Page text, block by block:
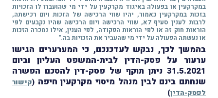
במקרקעין או בפעולה באיגוד מקרקעין על ידי מי שהועברו לו הזכויות
בזכות במקרקעין כאמור, יהיו שווי הרכישה של הזכות ויום רכישתה,
לרבות לענין סעיף 7א, שווי הרכישה ויום הרכישה שהיו נקבעים לפי
הוראות חוק זה או לפי הוראות הפקודה, לפי הענין, אילו נמכרה הזכות
או נעשתה הפעולה על ידי מי שהעביר את הזכויות בה."
בהמשך לכך, נבקש לעדכנכם, כי המערערים הגישו
ערעור על פסק-הדין לבית-המשפט העליון וביום
31.5.2021 ניתן תוקף של פסק-דין להסכם הפשרה
שנחתם בינם לבין מנהל מיסוי מקרקעין חיפה (קישור
לפסק-הדין)